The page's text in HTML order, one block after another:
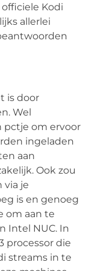
Kodi
allerlei
is door
Wel
pctje om ervoor
ingeladen
aan
Ook zou
via je
is en genoeg
om aan te
Intel NUC. In
processor die
streams in te